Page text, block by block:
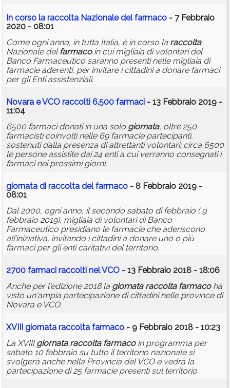
In corso la raccolta Nazionale delfarmaco - 7 Febbraio
2020 - 08:01
Come ogni anno, in tutta Italia, è in corso la raccolta
Nazionale delfarmacoin cui migliaia di volontari del
Banco Farmaceutico saranno presenti nelle migliaia di
farmacie aderenti, per invitare i cittadini a donare farmaci
per gli Enti assistenziali.
Novara e VCO raccolti 6.500 farmaci - 13 Febbraio 2019 -
11:04
6500 farmaci donati in una solo giornata, oltre 250
farmacisti coinvolti nelle 69 farmacie partecipanti,
sostenuti dalla presenza di altrettanti volontari; circa 6500
le persone assistite dai 24 enti a cui verranno consegnati i
farmaci nei prossimi giorni.
giornata di raccolta delfarmaco - 8 Febbraio 2019 -
08:01
Dal 2000, ogni anno, il secondo sabato di febbraio ( 9
febbraio 2019), migliaia di volontari di Banco
Farmaceutico presidiano le farmacie che aderiscono
all’iniziativa, invitando i cittadini a donare uno o più
farmaci per gli enti caritativi del territorio.
2700 farmaci raccolti nel VCO - 13 Febbraio 2018 - 18:06
Anche per l'edizione 2018 la giornata raccolta farmacoha
visto un'ampia partecipazione di cittadini nelle province di
Novara e VCO.
XVIII giornata raccolta farmaco - 9 Febbraio 2018 - 10:23
La XVIIIgiornata raccolta farmacoin programma per
sabato 10 febbraio su tutto il territorio nazionale si
svolgerà anche nella Provincia del VCO e vedrà la
partecipazione di 25 farmacie presenti sul territorio.